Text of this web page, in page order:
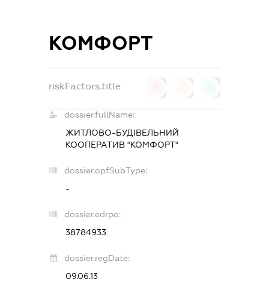
КОМФОРТ
riskFactors.title
dossier.fullName:
ЖИТЛОВО-БУДІВЕЛЬНИЙ
КООПЕРАТИВ "КОМФОРТ"
dossier.opfSubType:
-
dossier.edrpo:
38784933
dossier.regDate:
09.06.13